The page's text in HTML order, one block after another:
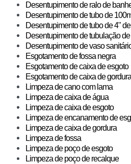
Desentupimento de ralo de
Desentupimento de tubo de
Desentupimento de tubo de 4"
Desentupimento de tubulação
Desentupimento de vaso
Esgotamento de fossa negra
Esgotamento de caixa de esgoto
Esgotamento de caixa de gordura
Limpeza de cano com lama
Limpeza de caixa de água
Limpeza de caixa de esgoto
Limpeza de encanamento de
Limpeza de caixa de gordura
Limpeza de fossa
Limpeza de poço de esgoto
Limpeza de poço de recalque